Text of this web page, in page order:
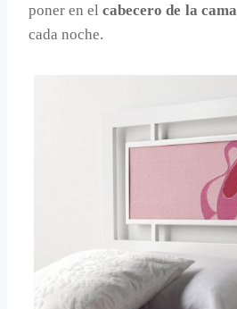
poner en elcabecero de la cama
cada noche.